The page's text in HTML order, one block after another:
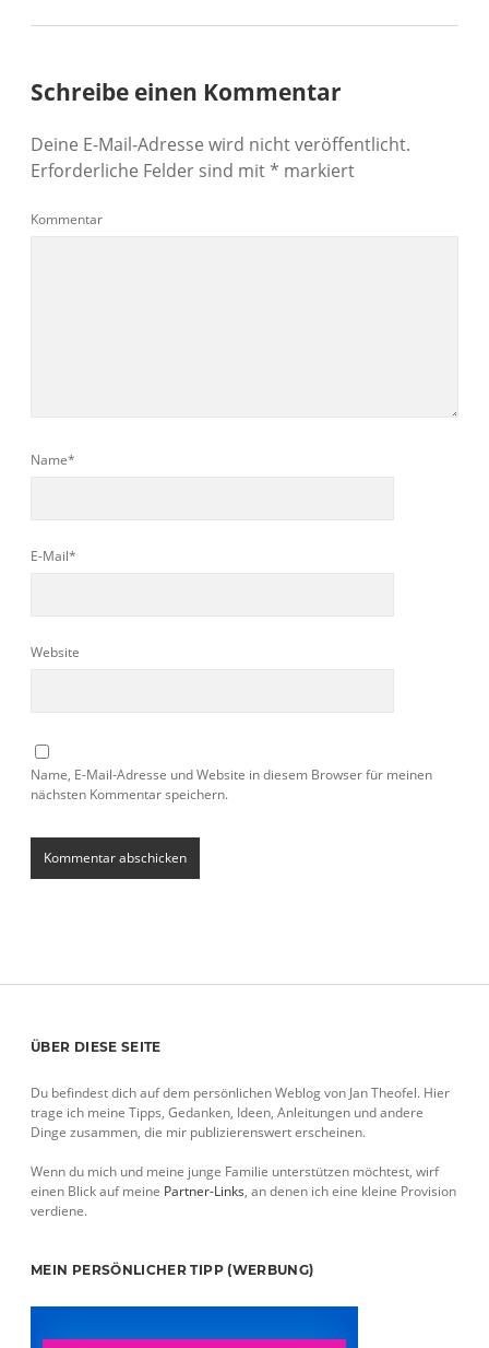
Schreibe einen Kommentar
Deine E-Mail-Adresse wird nicht veröffentlicht.
Erforderliche Felder sind mit* markiert
Kommentar
Name*
E-Mail*
Website
Name, E-Mail-Adresse und Website in diesem Browser für meinen
nächsten Kommentar speichern.
Sidebar
ÜBER DIESE SEITE
Du befindest dich auf dem persönlichen Weblog von Jan Theofel. Hier
trage ich meine Tipps, Gedanken, Ideen, Anleitungen und andere
Dinge zusammen, die mir publizierenswert erscheinen.
Wenn du mich und meine junge Familie unterstützen möchtest, wirf
einen Blick auf meine Partner-Links, an denen ich eine kleine Provision
verdiene.
MEIN PERSÖNLICHER TIPP (WERBUNG)